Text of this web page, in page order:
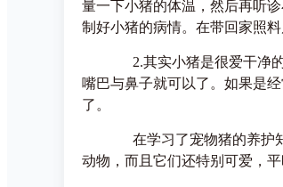
量一下小猪的体温，然后再听
制好小猪的病情。在带回家照
2.其实小猪是很爱干净的
嘴巴与鼻子就可以了。如果是
了。
在学习了宠物猪的养护知
动物，而且它们还特别可爱，